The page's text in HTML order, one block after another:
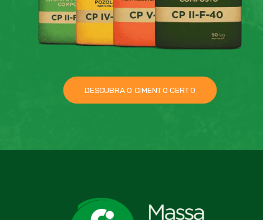
DESCUBRA O CIMENTO CERTO